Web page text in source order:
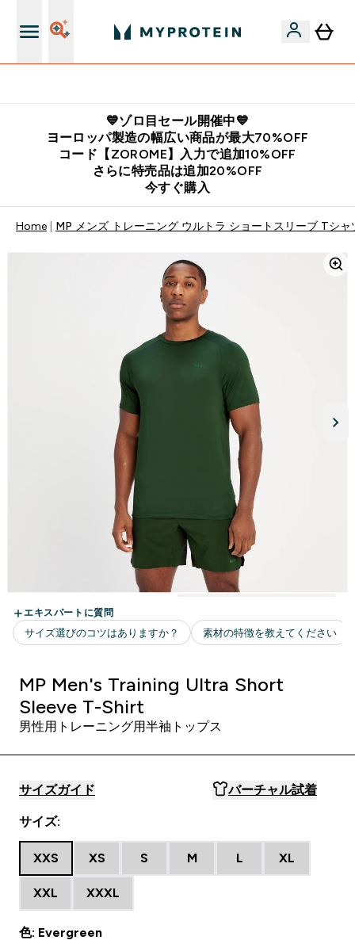
💙ゾロ目セール開催中💙
ヨーロッパ製造の幅広い商品が最大70%OFF
コード【ZOROME】入力で追加10%OFF
さらに特売品は追加20%OFF
今すぐ購入
Home MP メンズ トレーニング ウルトラ ショートスリーブ Tシ
MP Men's Training Ultra Short
Sleeve T-Shirt
男性用トレーニング用半袖トップス
サイズガイド バーチャル試着
サイズ:
XXS XS S M L XL
XXL XXXL
色: Evergreen